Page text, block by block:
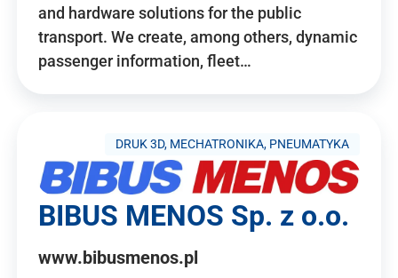
and hardware solutions for the public
transport. We create, among others, dynamic
passenger information, fleet…
DRUK 3D, MECHATRONIKA, PNEUMATYKA
BIBUS MENOS Sp. z o.o.
www.bibusmenos.pl